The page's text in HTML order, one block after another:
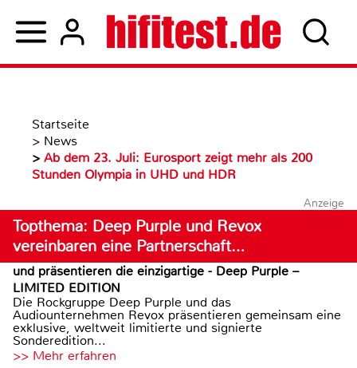
Startseite
> News
> Ab dem 23. Juli: Eurosport zeigt mehr als 200
Stunden Olympia in UHD und HDR
Anzeige
Topthema: Deep Purple und Revox
vereinbaren eine Partnerschaft…
und präsentieren die einzigartige - Deep Purple –
LIMITED EDITION
Die Rockgruppe Deep Purple und das
Audiounternehmen Revox präsentieren gemeinsam eine
exklusive, weltweit limitierte und signierte
Sonderedition...
>> Mehr erfahren